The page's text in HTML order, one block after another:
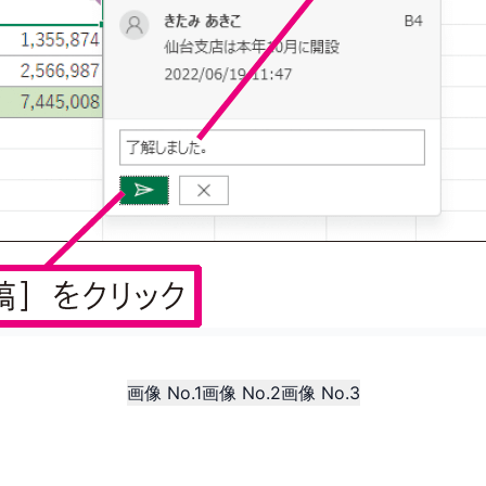
画像 No.1画像 No.2画像 No.3